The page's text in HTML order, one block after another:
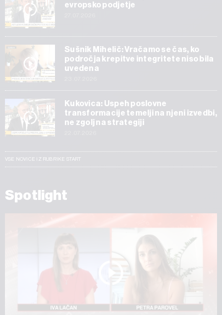
evropsko podjetje
Sušnik Mihelič: Vračamo se čas, ko
področja krepitve integritete niso bila
uvedena
Kukovica: Uspeh poslovne
transformacije temelji na njeni izvedbi,
ne zgolj na strategiji
VSE NOVICE IZ RUBRIKE START
Spotlight